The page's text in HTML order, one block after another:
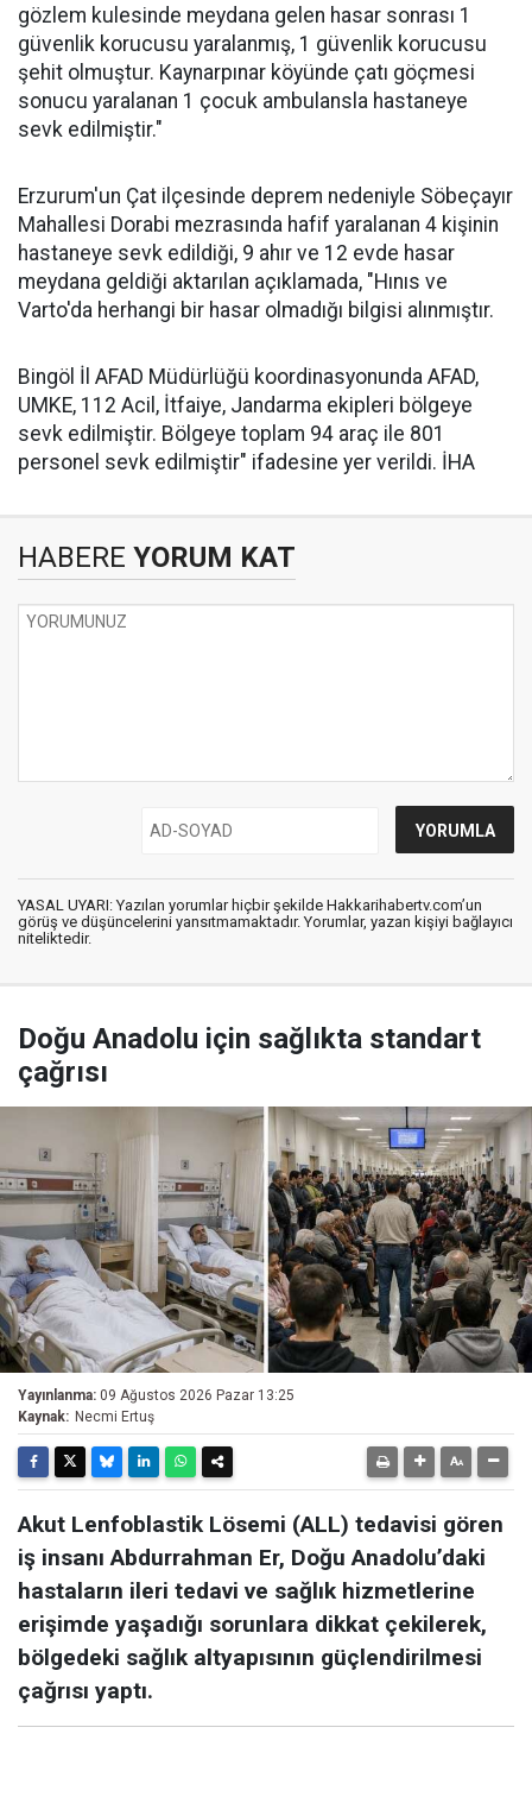
gözlem kulesinde meydana gelen hasar sonrası 1
güvenlik korucusu yaralanmış, 1 güvenlik korucusu
şehit olmuştur. Kaynarpınar köyünde çatı göçmesi
sonucu yaralanan 1 çocuk ambulansla hastaneye
sevk edilmiştir."
Erzurum'un Çat ilçesinde deprem nedeniyle Söbeçayır
Mahallesi Dorabi mezrasında hafif yaralanan 4 kişinin
hastaneye sevk edildiği, 9 ahır ve 12 evde hasar
meydana geldiği aktarılan açıklamada, "Hınıs ve
Varto'da herhangi bir hasar olmadığı bilgisi alınmıştır.
Bingöl İl AFAD Müdürlüğü koordinasyonunda AFAD,
UMKE, 112 Acil, İtfaiye, Jandarma ekipleri bölgeye
sevk edilmiştir. Bölgeye toplam 94 araç ile 801
personel sevk edilmiştir" ifadesine yer verildi. İHA
HABERE YORUM KAT
YASAL UYARI: Yazılan yorumlar hiçbir şekilde Hakkarihabertv.com’un
görüş ve düşüncelerini yansıtmamaktadır. Yorumlar, yazan kişiyi bağlayıcı
niteliktedir.
Doğu Anadolu için sağlıkta standart
çağrısı
Yayınlanma: 09 Ağustos 2026 Pazar 13:25
Kaynak: Necmi Ertuş
Akut Lenfoblastik Lösemi (ALL) tedavisi gören
iş insanı Abdurrahman Er, Doğu Anadolu’daki
hastaların ileri tedavi ve sağlık hizmetlerine
erişimde yaşadığı sorunlara dikkat çekilerek,
bölgedeki sağlık altyapısının güçlendirilmesi
çağrısı yaptı.